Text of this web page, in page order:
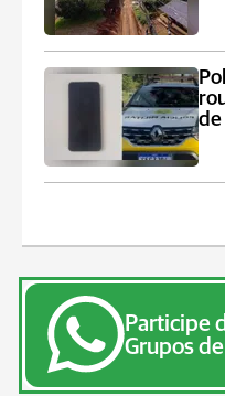
de
Participe
Grupos